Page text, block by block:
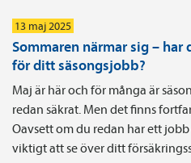
13 maj 2025
Sommaren närmar sig –
för ditt säsongsjobb?
Maj är här och för många är
redan säkrat. Men det finns
Oavsett om du redan har ett
viktigt att se över ditt